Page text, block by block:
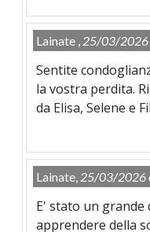
Lainate , 25/03/2026
Sentite
la vostra perdita.
da Elisa, Selene e
Lainate, 25/03/2026
E' stato un grande
apprendere della